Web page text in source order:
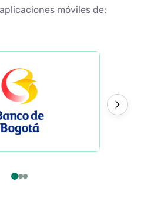
móviles de: